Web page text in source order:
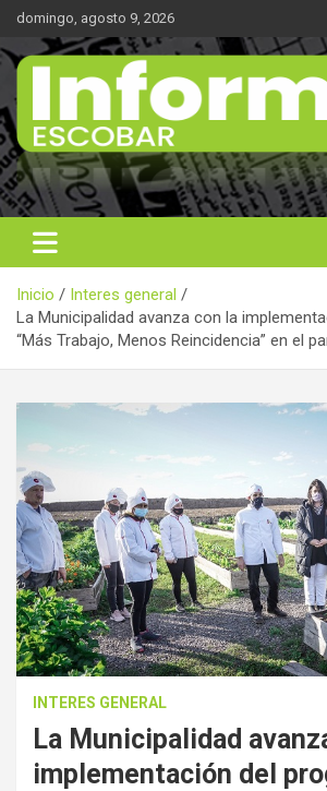
Saltar
contenido
domingo, agosto 9, 2026
Informe 21
Noticas reales
Inicio
Interes general
La Municipalidad avanza con la
“Más Trabajo, Menos Reincidencia” en el
INTERES GENERAL
La Municipalidad
implementación del